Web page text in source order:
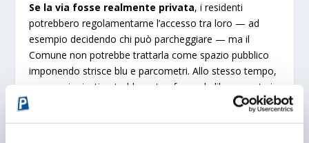
Se la via fosse realmente privata, i residenti
potrebbero regolamentarne l’accesso tra loro — ad
esempio decidendo chi può parcheggiare — ma il
Comune non potrebbe trattarla come spazio pubblico
imponendo strisce blu e parcometri. Allo stesso tempo,
neppure i privati potrebbero trasformarla liberamente in
una zona a pagamento aperta a tutti: in quel caso si